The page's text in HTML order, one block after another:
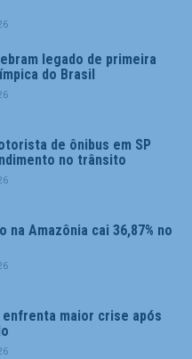
legado de primeira
do Brasil
de ônibus em SP
no trânsito
na Amazônia cai 36,87% no
enfrenta maior crise após